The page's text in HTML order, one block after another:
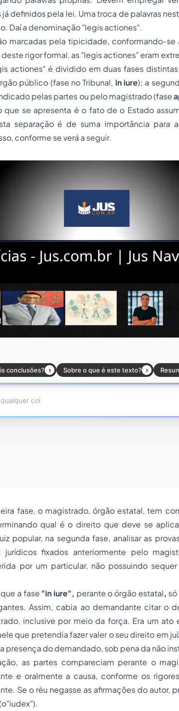
definidos pela lei. Uma troca de palavras
Daí a denominação "legis actiones".
marcadas pela tipicidade, conformando-se
rigor formal, as"legis actiones" eram
actiones" é dividido em duas fases distintas
público (fase no Tribunal, in iure); a
pelas partes ou pelo magistrado (fase
que se apresenta é o fato de o Estado
separaçãoé de suma importância para
conforme se verá a seguir.
fase, o magistrado, órgão estatal, tem
qual é o direito que deve se
popular, na segunda fase, analisar as
fixados anteriormente pelo
por um particular, não possuindo
a fase "in iure", perante o órgão estatal, só
Assim, cabia ao demandante citar o
inclusive por meio da força. Era um ato
que pretendia fazer valer o seu direito em
presença do demandado, sob pena da não
as partes compareciam perante o
e oralmente a causa, conforme os
Se o réu negasse as afirmações do autor,